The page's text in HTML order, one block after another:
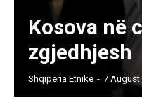
Kosova në
zgjedhjesh
Shqiperia Etnike - 7 August